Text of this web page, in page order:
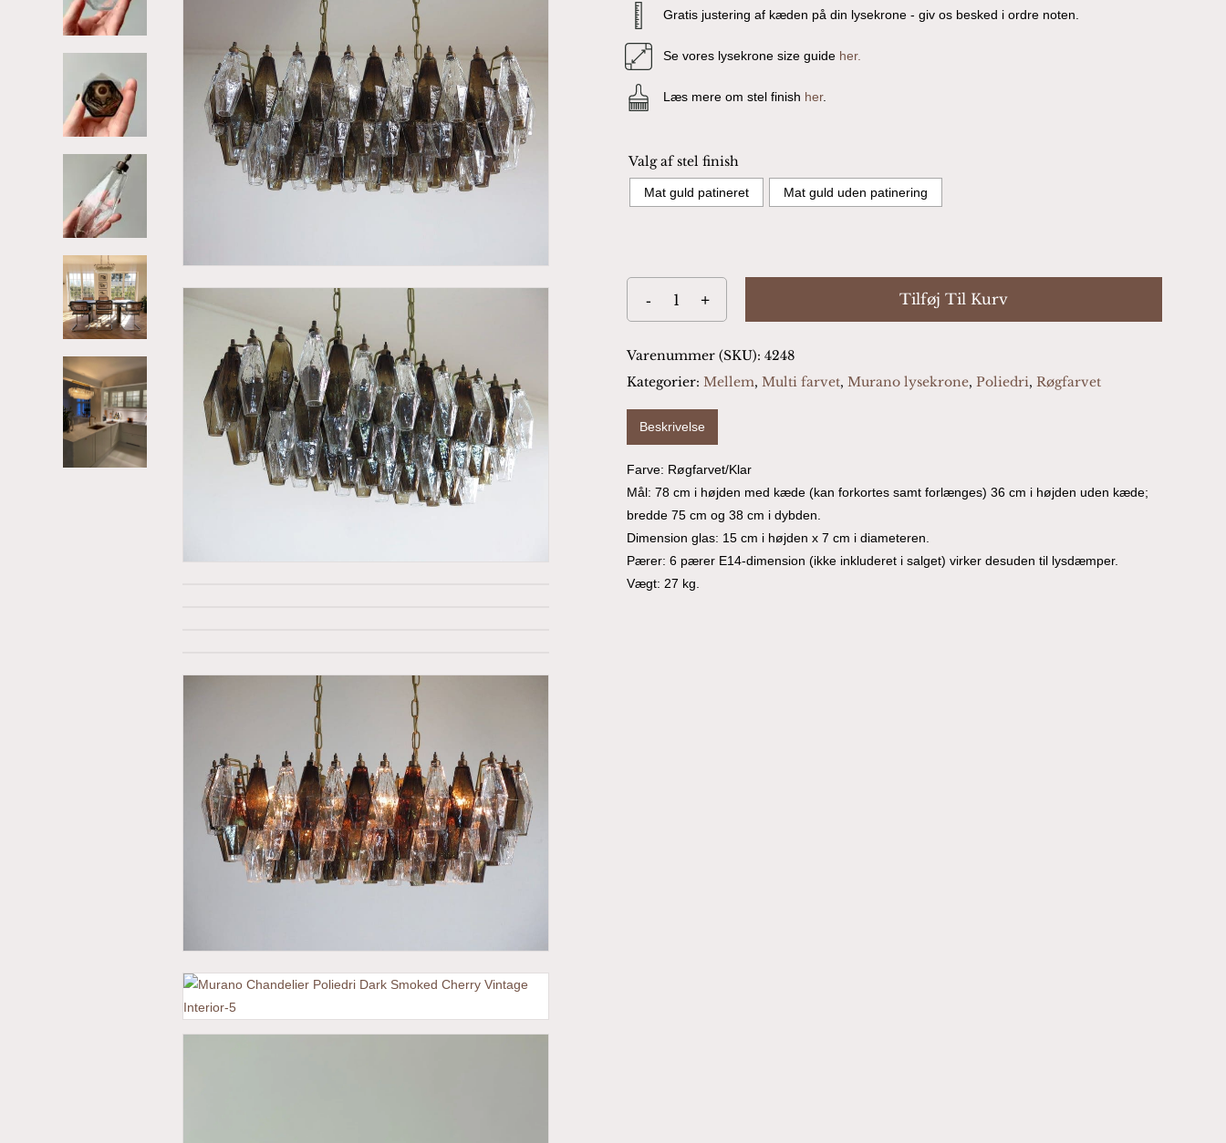
Gratis justering af kæden på din lysekrone - giv os besked i ordre noten.
Se vores lysekrone size guide her.
Læs mere om stel finish her.
Valg af stel finish
Mat guld patineret Mat guld uden patinering
Tilføj Til Kurv
Varenummer (SKU): 4248
Kategorier: Mellem, Multi farvet, Murano lysekrone, Poliedri, Røgfarvet
Beskrivelse
Farve: Røgfarvet/Klar
Mål: 78 cm i højden med kæde (kan forkortes samt forlænges) 36 cm i højden uden kæde;
bredde 75 cm og 38 cm i dybden.
Dimension glas: 15 cm i højden x 7 cm i diameteren.
Pærer: 6 pærer E14-dimension (ikke inkluderet i salget) virker desuden til lysdæmper.
Vægt: 27 kg.